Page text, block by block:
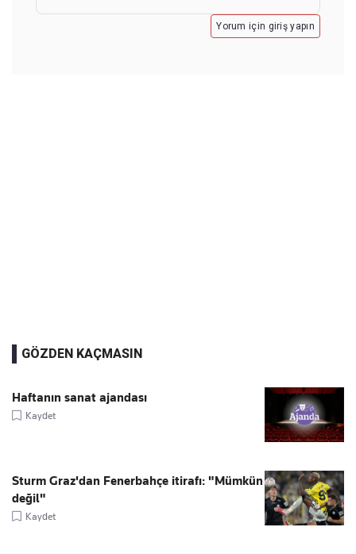
Yorum için giriş yapın
GÖZDEN KAÇMASIN
Haftanın sanat ajandası
Kaydet
Sturm Graz'dan Fenerbahçe itirafı: "Mümkün
değil"
Kaydet